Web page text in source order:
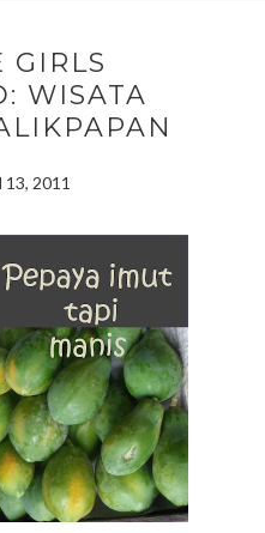
GIRLS
WISATA
13, 2011